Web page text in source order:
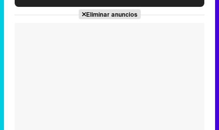
'120 Minutos' celebra sus 2.000 programas en Telemadrid con un vídeo del día a día en la redacción
Eliminar anuncios